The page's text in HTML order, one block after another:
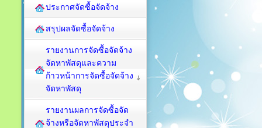
ประกาศจัดซื้อจัดจ้าง
สรุปผลจัดซื้อจัดจ้าง
รายงานการจัดซื้อจัดจ้าง
จัดหาพัสดุและความ
ก้าวหน้าการจัดซื้อจัดจ้าง
จัดหาพัสดุ
รายงานผลการจัดซื้อจัด
จ้างหรือจัดหาพัสดุประจำ